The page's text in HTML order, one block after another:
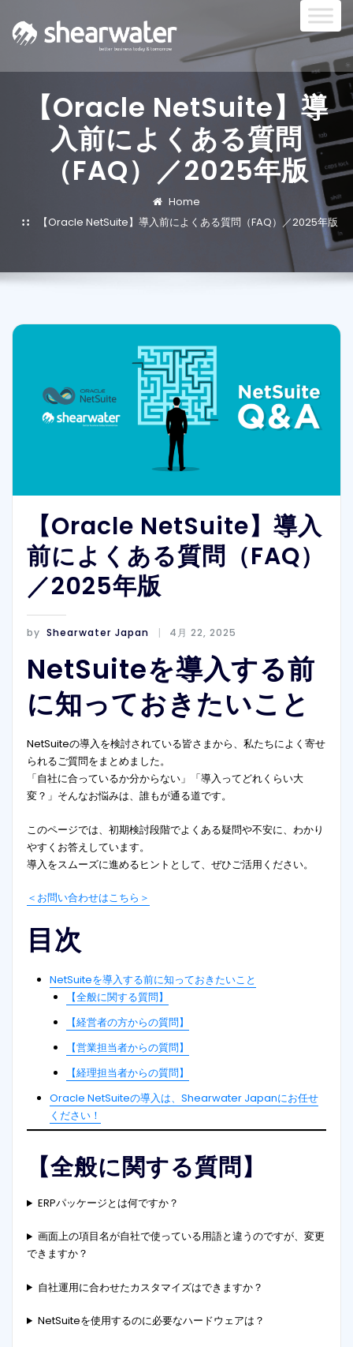
【Oracle NetSuite】導
入前によくある質問
（FAQ）／2025年版
Home
【Oracle NetSuite】導入前によくある質問（FAQ）／2025年版
【Oracle NetSuite】導入
前によくある質問（FAQ）
／2025年版
by Shearwater Japan 4月 22, 2025
NetSuiteを導入する前
に知っておきたいこと
NetSuiteの導入を検討されている皆さまから、私たちによく寄せ
られるご質問をまとめました。
「自社に合っているか分からない」「導入ってどれくらい大
変？」そんなお悩みは、誰もが通る道です。
このページでは、初期検討段階でよくある疑問や不安に、わかり
やすくお答えしています。
導入をスムーズに進めるヒントとして、ぜひご活用ください。
＜お問い合わせはこちら＞
目次
NetSuiteを導入する前に知っておきたいこと
【全般に関する質問】
【経営者の方からの質問】
【営業担当者からの質問】
【経理担当者からの質問】
Oracle NetSuiteの導入は、Shearwater Japanにお任せ
ください！
【全般に関する質問】
ERPパッケージとは何ですか？
画面上の項目名が自社で使っている用語と違うのですが、変更
できますか？
自社運用に合わせたカスタマイズはできますか？
NetSuiteを使用するのに必要なハードウェアは？